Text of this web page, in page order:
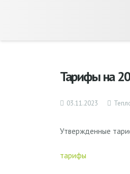
Тарифы на
03.11.2023
Утвержденные
тарифы